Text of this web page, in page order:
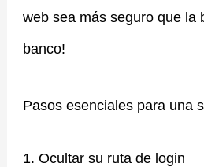
web sea más seguro que la
banco!
Pasos esenciales para una
1. Ocultar su ruta de login